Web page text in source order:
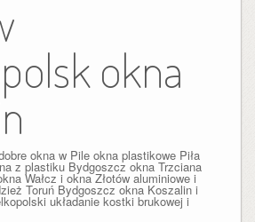
okna
okna w Pile okna plastikowe Piła
z plastiku Bydgoszcz okna Trzciana
Wałcz i okna Złotów aluminiowe i
Toruń Bydgoszcz okna Koszalin i
układanie kostki brukowej i